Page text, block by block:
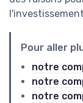
Pour aller
notre
notre
notre